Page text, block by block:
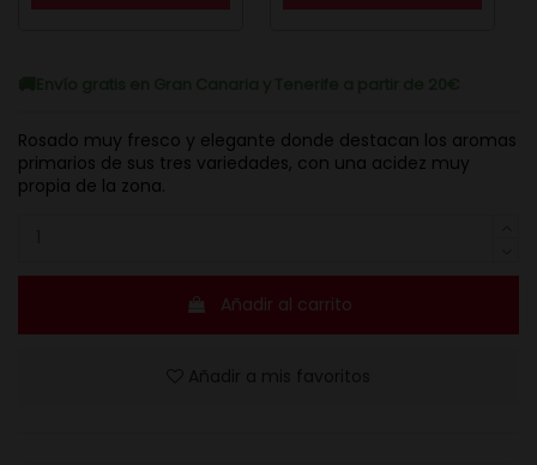
Rosado muy fresco y elegante donde destacan los aromas
primarios de sus tres variedades, con una acidez muy
propia de la zona.
Añadir al carrito